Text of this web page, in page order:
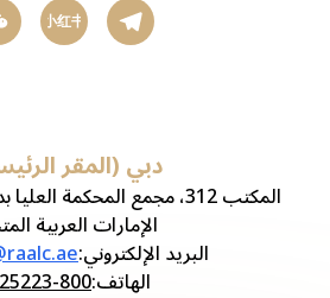
小红书
دبي (المقر
الإمارات العربية
البريد الإلكتروني:
الهاتف:
800-7225223